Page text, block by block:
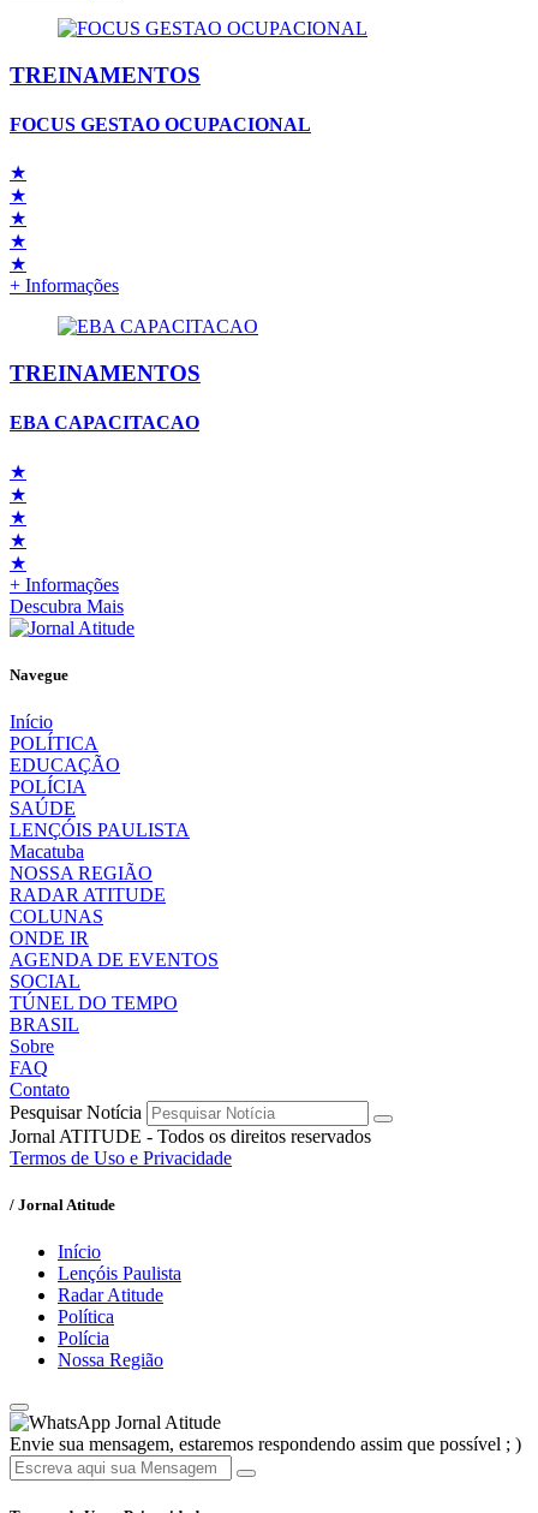
TREINAMENTOS
FOCUS GESTAO OCUPACIONAL
★
★
★
★
★
+ Informações
TREINAMENTOS
EBA CAPACITACAO
★
★
★
★
★
+ Informações
Descubra Mais
Navegue
Início
POLÍTICA
EDUCAÇÃO
POLÍCIA
SAÚDE
LENÇÓIS PAULISTA
Macatuba
NOSSA REGIÃO
RADAR ATITUDE
COLUNAS
ONDE IR
AGENDA DE EVENTOS
SOCIAL
TÚNEL DO TEMPO
BRASIL
Sobre
FAQ
Contato
Pesquisar Notícia
Jornal ATITUDE - Todos os direitos reservados
Termos de Uso e Privacidade
/ Jornal Atitude
Início
Lençóis Paulista
Radar Atitude
Política
Polícia
Nossa Região
Jornal Atitude
Envie sua mensagem, estaremos respondendo assim que possível ; )